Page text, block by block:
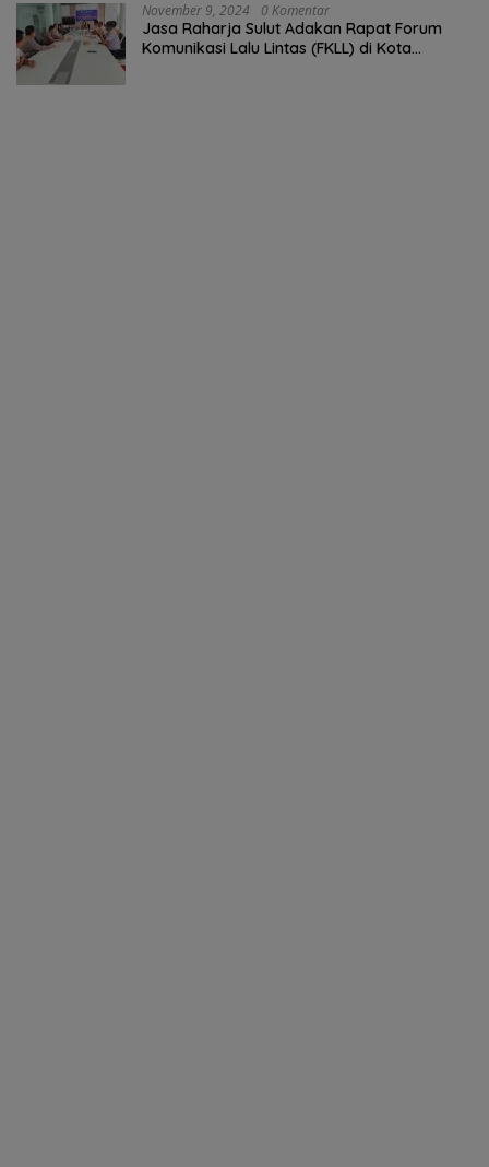
November 9, 2024 0 Komentar
Jasa Raharja Sulut Adakan Rapat Forum
Komunikasi Lalu Lintas (FKLL) di Kota